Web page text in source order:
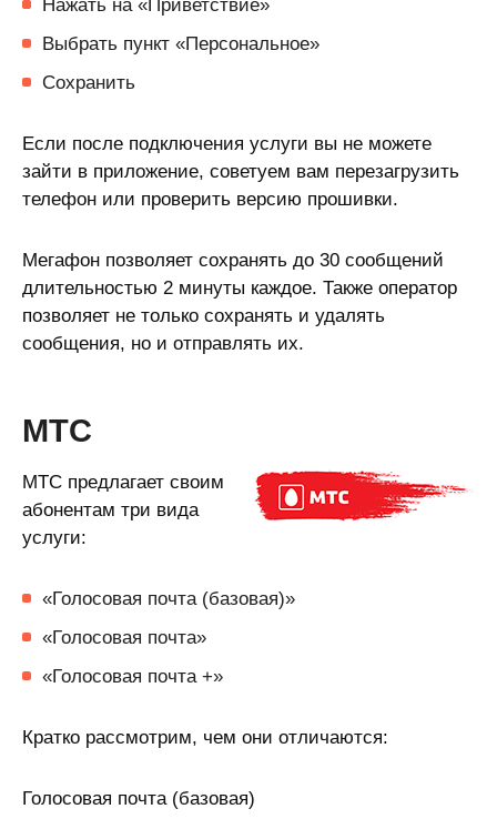
Нажать на «Приветствие»
Выбрать пункт «Персональное»
Сохранить
Если после подключения услуги вы не можете
зайти в приложение, советуем вам перезагрузить
телефон или проверить версию прошивки.
Мегафон позволяет сохранять до 30 сообщений
длительностью 2 минуты каждое. Также оператор
позволяет не только сохранять и удалять
сообщения, но и отправлять их.
МТС
МТС предлагает своим
абонентам три вида
услуги:
«Голосовая почта (базовая)»
«Голосовая почта»
«Голосовая почта +»
Кратко рассмотрим, чем они отличаются:
Голосовая почта (базовая)